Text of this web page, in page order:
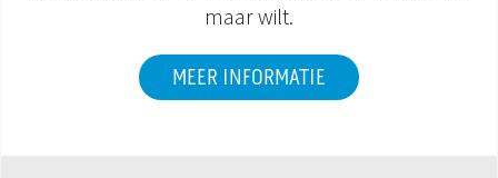
maar wilt.
MEER INFORMATIE